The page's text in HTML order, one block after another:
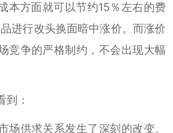
本方面就可以节约15％左右的费
进行改头换面暗中涨价。而涨价
竞争的严格制约，不会出现大幅
到：
场供求关系发生了深刻的改变。